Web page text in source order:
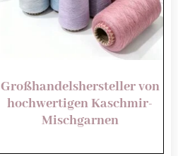
Großhandelshersteller von
hochwertigen Kaschmir-
Mischgarnen